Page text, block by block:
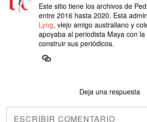
Este sitio tiene los archivos de
entre 2016 hasta 2020. Está
Lyng, viejo amigo australiano y
apoyaba al periodista Maya con
construir sus periódicos.
Deja una respuesta